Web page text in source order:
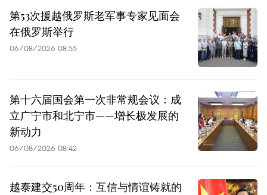
第53次援越俄罗斯老军事专家见面会
在俄罗斯举行
06/08/2026 08:55
第十六届国会第一次非常规会议：成
立广宁市和北宁市——增长极发展的
新动力
06/08/2026 08:42
越泰建交50周年：互信与情谊铸就的